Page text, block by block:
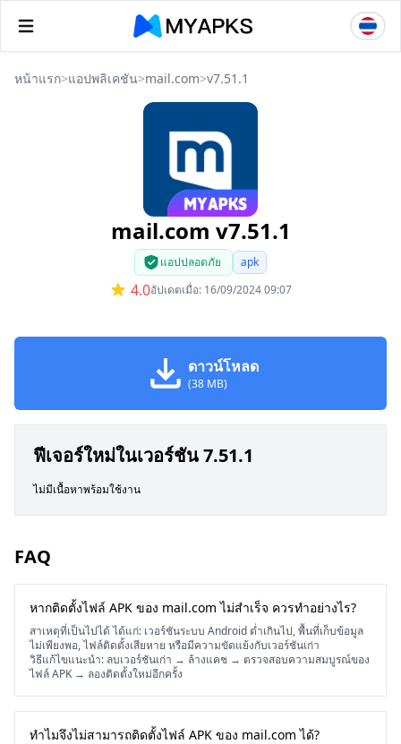
หน้าแรก>แอปพลิเคชัน>mail.com>v7.51.1
mail.com v7.51.1
แอปปลอดภัย apk
4.0อัปเดตเมื่อ: 16/09/2024 09:07
ดาวน์โหลด
(38 MB)
ฟีเจอร์ใหม่ในเวอร์ชัน 7.51.1
ไม่มีเนื้อหาพร้อมใช้งาน
FAQ
หากติดตั้งไฟล์ APK ของ mail.com ไม่สำเร็จ ควรทำอย่างไร?
สาเหตุที่เป็นไปได้ ได้แก่: เวอร์ชันระบบ Android ต่ำเกินไป, พื้นที่เก็บข้อมูล
ไม่เพียงพอ, ไฟล์ติดตั้งเสียหาย หรือมีความขัดแย้งกับเวอร์ชันเก่า
วิธีแก้ไขแนะนำ: ลบเวอร์ชันเก่า → ล้างแคช → ตรวจสอบความสมบูรณ์ของ
ไฟล์ APK → ลองติดตั้งใหม่อีกครั้ง
ทำไมจึงไม่สามารถติดตั้งไฟล์ APK ของ mail.com ได้?